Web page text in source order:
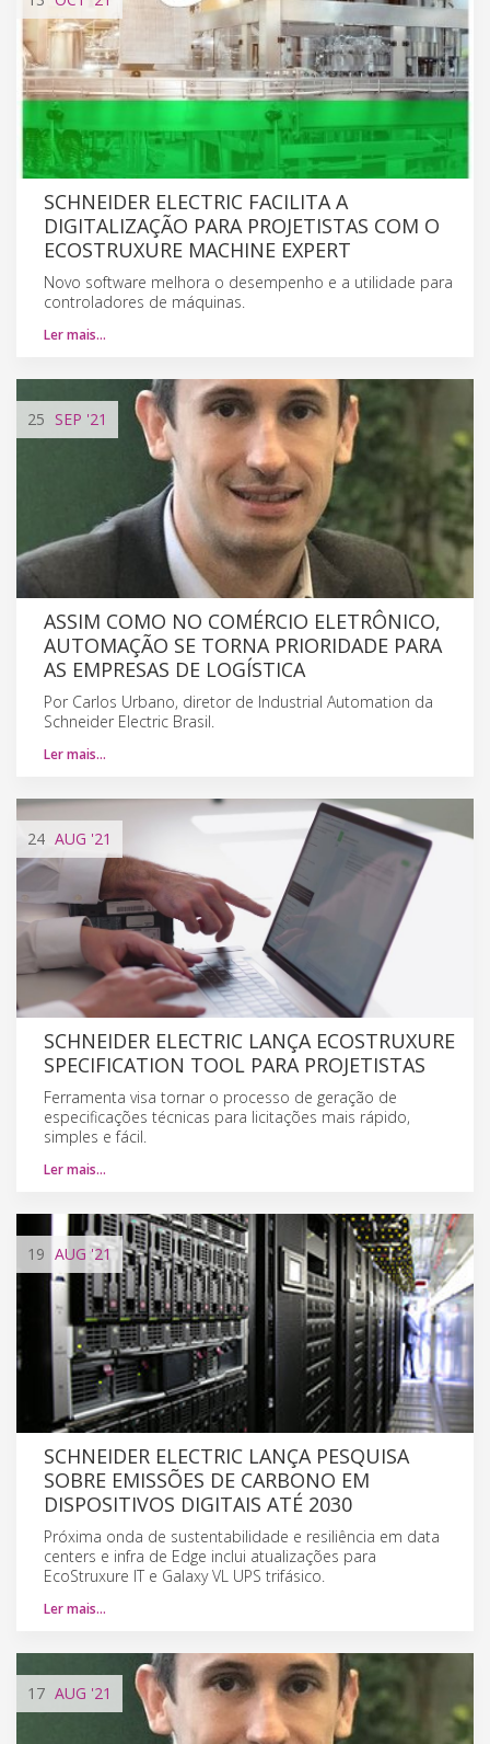
SCHNEIDER ELECTRIC FACILITA A
DIGITALIZAÇÃO PARA PROJETISTAS COM O
ECOSTRUXURE MACHINE EXPERT
Novo software melhora o desempenho e a utilidade para
controladores de máquinas.
Ler mais…
25 SEP '21
ASSIM COMO NO COMÉRCIO ELETRÔNICO,
AUTOMAÇÃO SE TORNA PRIORIDADE PARA
AS EMPRESAS DE LOGÍSTICA
Por Carlos Urbano, diretor de Industrial Automation da
Schneider Electric Brasil.
Ler mais…
24 AUG '21
SCHNEIDER ELECTRIC LANÇA ECOSTRUXURE
SPECIFICATION TOOL PARA PROJETISTAS
Ferramenta visa tornar o processo de geração de
especificações técnicas para licitações mais rápido,
simples e fácil.
Ler mais…
19 AUG '21
SCHNEIDER ELECTRIC LANÇA PESQUISA
SOBRE EMISSÕES DE CARBONO EM
DISPOSITIVOS DIGITAIS ATÉ 2030
Próxima onda de sustentabilidade e resiliência em data
centers e infra de Edge inclui atualizações para
EcoStruxure IT e Galaxy VL UPS trifásico.
Ler mais…
17 AUG '21